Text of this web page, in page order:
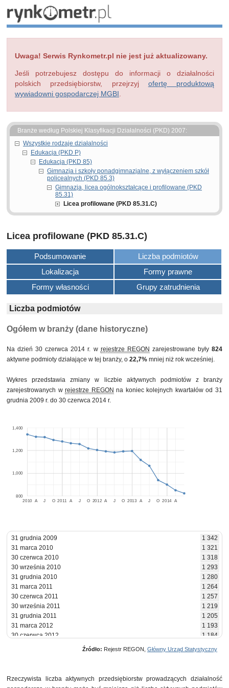
Uwaga! Serwis Rynkometr.pl nie jest już aktualizowany.
Jeśli potrzebujesz dostępu do informacji o działalności
polskich przedsiębiorstw, przejrzyj ofertę produktową
wywiadowni gospodarczej MGBI
Branże według Polskiej Klasyfikacji Działalności (PKD) 2007:
Wszystkie rodzaje działalności
Edukacja (PKD P)
Edukacja (PKD 85)
Gimnazja i szkoły ponadgimnazjalne, z wyłączeniem szkół
policealnych (PKD 85.3)
Gimnazja, licea ogólnokształcące i profilowane (PKD
85.31)
Licea profilowane (PKD 85.31.C)
Licea profilowane (PKD 85.31.C)
Podsumowanie
Liczba podmiotów
Lokalizacja
Formy prawne
Formy własności
Grupy zatrudnienia
Liczba podmiotów
Ogółem w branży (dane historyczne)
Na dzień 30 czerwca 2014 r. w rejestrze REGON zarejestrowane były824
aktywne podmioty działające w tej branży, o 22,7% mniej niż rok wcześniej.
Wykres przedstawia zmiany w liczbie aktywnych podmiotów z branży
zarejestrowanych wrejestrze REGON na koniec kolejnych kwartałów od 31
grudnia 2009 r. do 30 czerwca 2014 r.
2010 2011 2012 2013 2014
A J O A J O A J O A J O A
800
1,000
1,200
1,400
31 grudnia 2009
1 342
31 marca 2010
1 321
30 czerwca 2010
1 318
30 września 2010
1 293
31 grudnia 2010
1 280
31 marca 2011
1 264
30 czerwca 2011
1 257
30 września 2011
1 219
31 grudnia 2011
1 205
31 marca 2012
1 193
30 czerwca 2012
1 184
30 września 2013
Źródło: Rejestr REGON, Główny Urząd Statystyczny
Rzeczywista liczba aktywnych przedsiębiorstw prowadzących działalność